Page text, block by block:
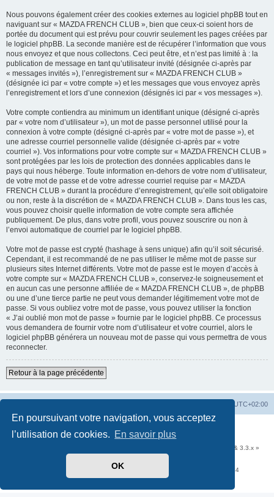
En poursuivant votre navigation, vous acceptez
l’utilisation de cookies. En savoir plus
OK
Nous pouvons également créer des cookies externes au logiciel phpBB tout en
naviguant sur « MAZDA FRENCH CLUB », bien que ceux-ci soient hors de
portée du document qui est prévu pour couvrir seulement les pages créées par
le logiciel phpBB. La seconde manière est de récupérer l’information que vous
nous envoyez et que nous collectons. Ceci peut être, et n’est pas limité à : la
publication de message en tant qu’utilisateur invité (désignée ci-après par
« messages invités »), l’enregistrement sur « MAZDA FRENCH CLUB »
(désignée ici par « votre compte ») et les messages que vous envoyez après
l’enregistrement et lors d’une connexion (désignés ici par « vos messages »).
Votre compte contiendra au minimum un identifiant unique (désigné ci-après
par « votre nom d’utilisateur »), un mot de passe personnel utilisé pour la
connexion à votre compte (désigné ci-après par « votre mot de passe »), et
une adresse courriel personnelle valide (désignée ci-après par « votre
courriel »). Vos informations pour votre compte sur « MAZDA FRENCH CLUB »
sont protégées par les lois de protection des données applicables dans le
pays qui nous héberge. Toute information en-dehors de votre nom d’utilisateur,
de votre mot de passe et de votre adresse courriel requise par « MAZDA
FRENCH CLUB » durant la procédure d’enregistrement, qu’elle soit obligatoire
ou non, reste à la discrétion de « MAZDA FRENCH CLUB ». Dans tous les cas,
vous pouvez choisir quelle information de votre compte sera affichée
publiquement. De plus, dans votre profil, vous pouvez souscrire ou non à
l’envoi automatique de courriel par le logiciel phpBB.
Votre mot de passe est crypté (hashage à sens unique) afin qu’il soit sécurisé.
Cependant, il est recommandé de ne pas utiliser le même mot de passe sur
plusieurs sites Internet différents. Votre mot de passe est le moyen d’accès à
votre compte sur « MAZDA FRENCH CLUB », conservez-le soigneusement et
en aucun cas une personne affiliée de « MAZDA FRENCH CLUB », de phpBB
ou une d’une tierce partie ne peut vous demander légitimement votre mot de
passe. Si vous oubliez votre mot de passe, vous pouvez utiliser la fonction
« J’ai oublié mon mot de passe » fournie par le logiciel phpBB. Ce processus
vous demandera de fournir votre nom d’utilisateur et votre courriel, alors le
logiciel phpBB générera un nouveau mot de passe qui vous permettra de vous
reconnecter.
Retour à la page précédente
UTC+02:00
Traduit parphpBB-fr.com
: « Traductions d'extensions & styles pour phpBB 3.2.x & 3.3.x »
Avenue de la Praille, 26 - 1227 Carouge - Suisse - tél +41 22 820 35 44